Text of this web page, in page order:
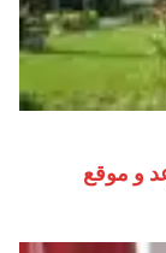
و موقع